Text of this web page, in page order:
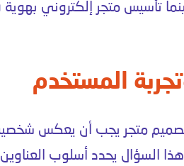
تأسيس متجر إلكتروني بهوية
المستخدم
متجر يجب أن يعكس
السؤال يحدد أسلوب